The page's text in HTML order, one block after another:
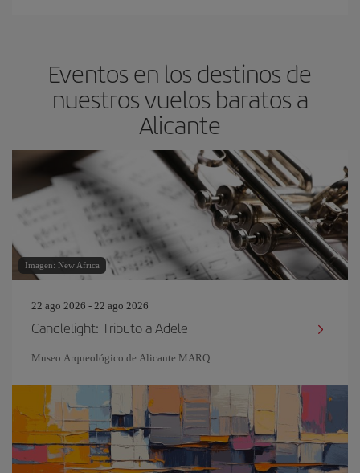
Eventos en los destinos de
nuestros vuelos baratos a
Alicante
Imagen: New Africa
22 ago 2026 - 22 ago 2026
Candlelight: Tributo a Adele
Museo Arqueológico de Alicante MARQ